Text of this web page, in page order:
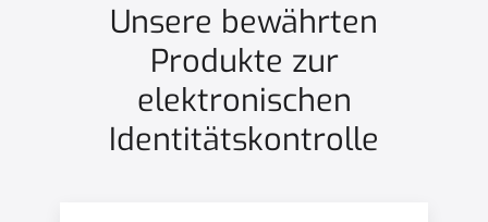
Unsere bewährten
Produkte zur
elektronischen
Identitätskontrolle